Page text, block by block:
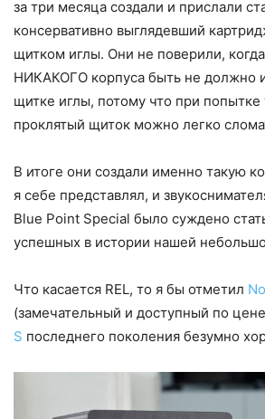
за три месяца создали и прислали
консервативно выглядевший
щитком иглы. Они не поверили,
НИКАКОГО корпуса быть не должно
щитке иглы, потому что при попытке
проклятый щиток можно легко
В итоге они создали именно такую
я себе представлял, и
Blue Point Special было суждено
успешных в истории нашей
Что касается REL, то я бы отметил
(замечательный и доступный по
S последнего поколения безумно